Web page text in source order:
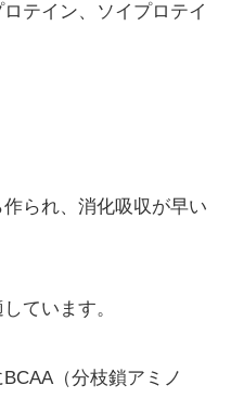
テイン、ソイプロテイ
られ、消化吸収が早い
ています。
（分枝鎖アミノ